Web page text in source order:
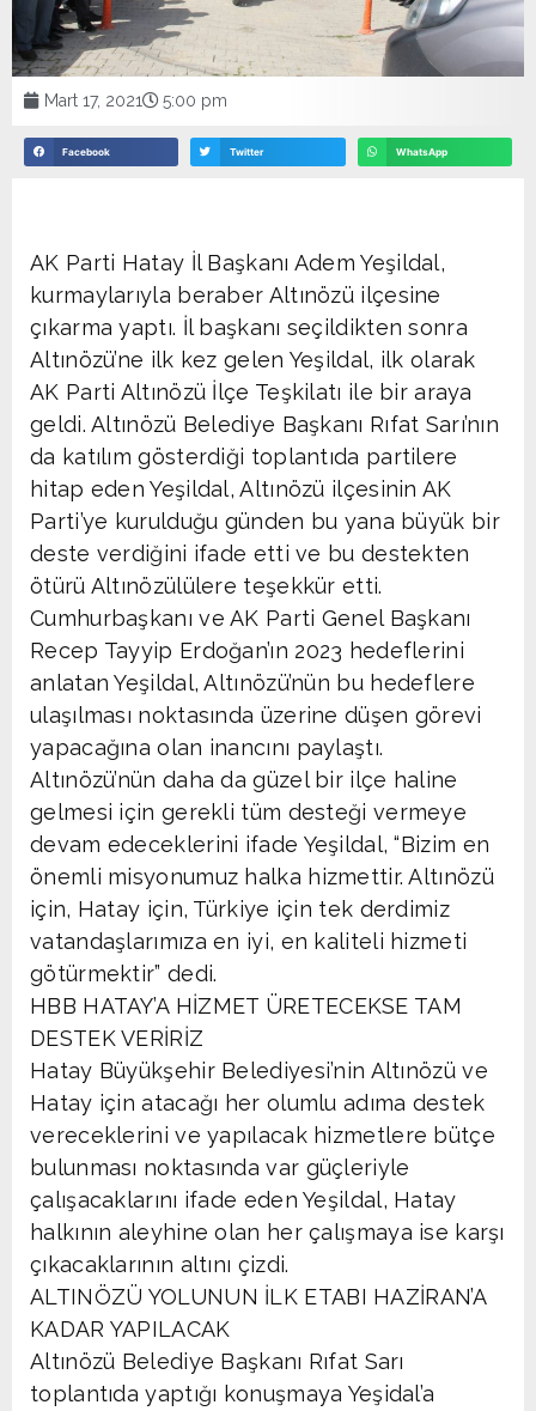
Mart 17, 2021 5:00 pm
Facebook Twitter WhatsApp
AK Parti Hatay İl Başkanı Adem Yeşildal,
kurmaylarıyla beraber Altınözü ilçesine
çıkarma yaptı. İl başkanı seçildikten sonra
Altınözü’ne ilk kez gelen Yeşildal, ilk olarak
AK Parti Altınözü İlçe Teşkilatı ile bir araya
geldi. Altınözü Belediye Başkanı Rıfat Sarı’nın
da katılım gösterdiği toplantıda partilere
hitap eden Yeşildal, Altınözü ilçesinin AK
Parti’ye kurulduğu günden bu yana büyük bir
deste verdiğini ifade etti ve bu destekten
ötürü Altınözülülere teşekkür etti.
Cumhurbaşkanı ve AK Parti Genel Başkanı
Recep Tayyip Erdoğan’ın 2023 hedeflerini
anlatan Yeşildal, Altınözü’nün bu hedeflere
ulaşılması noktasında üzerine düşen görevi
yapacağına olan inancını paylaştı.
Altınözü’nün daha da güzel bir ilçe haline
gelmesi için gerekli tüm desteği vermeye
devam edeceklerini ifade Yeşildal, “Bizim en
önemli misyonumuz halka hizmettir. Altınözü
için, Hatay için, Türkiye için tek derdimiz
vatandaşlarımıza en iyi, en kaliteli hizmeti
götürmektir” dedi.
HBB HATAY’A HİZMET ÜRETECEKSE TAM
DESTEK VERİRİZ
Hatay Büyükşehir Belediyesi’nin Altınözü ve
Hatay için atacağı her olumlu adıma destek
vereceklerini ve yapılacak hizmetlere bütçe
bulunması noktasında var güçleriyle
çalışacaklarını ifade eden Yeşildal, Hatay
halkının aleyhine olan her çalışmaya ise karşı
çıkacaklarının altını çizdi.
ALTINÖZÜ YOLUNUN İLK ETABI HAZİRAN’A
KADAR YAPILACAK
Altınözü Belediye Başkanı Rıfat Sarı
toplantıda yaptığı konuşmaya Yeşidal’a